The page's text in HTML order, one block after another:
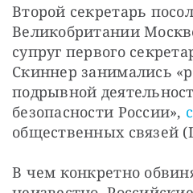
Второй секретарь
Великобритании
супруг первого
Скиннер занимались
подрывной
безопасности России»,
общественных связей
В чем конкретно